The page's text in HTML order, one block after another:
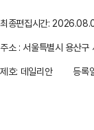
최종편집시간:
주소 : 서울특별시 용산
제호: 데일리안
등록